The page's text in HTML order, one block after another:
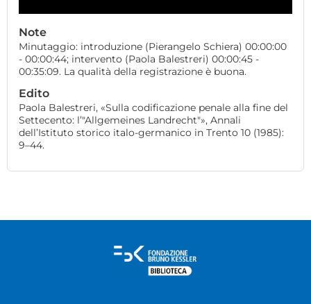
Note
Minutaggio: introduzione (Pierangelo Schiera) 00:00:00
- 00:00:44; intervento (Paola Balestreri) 00:00:45 -
00:35:09. La qualità della registrazione è buona.
Edito
Paola Balestreri, «Sulla codificazione penale alla fine del
Settecento: l’"Allgemeines Landrecht"», Annali
dell’Istituto storico italo-germanico in Trento 10 (1985):
9–44.